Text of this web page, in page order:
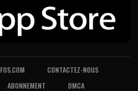
CONTACTEZ-NOUS
ABONNEMENT
DMCA